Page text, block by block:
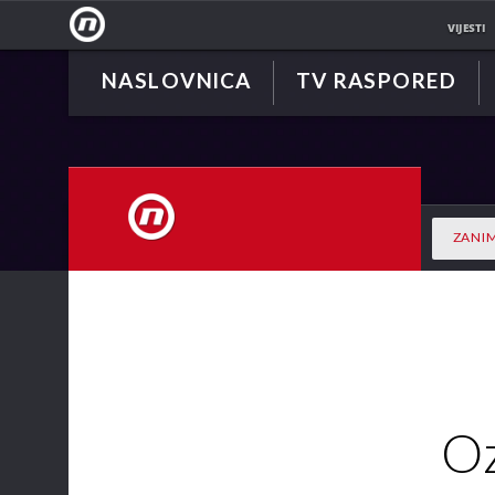
NOVA
VIJESTI
NASLOVNICA TV RASPORED